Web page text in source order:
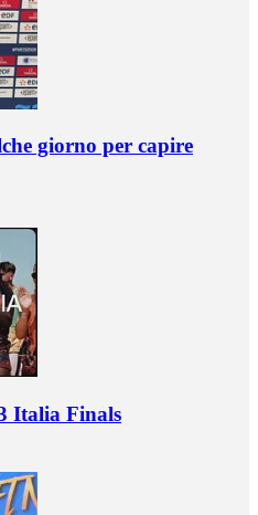
giorno per capire
Italia Finals